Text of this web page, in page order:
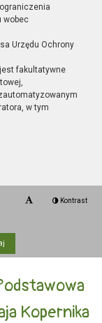
wobec
Urzędu Ochrony
fakultatywne
w tym
Kontrast
Kopernika